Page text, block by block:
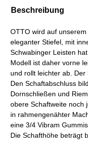
Beschreibung
OTTO wird auf
eleganter Stiefel, mit
Schwabinger Leisten
Modell ist daher vorne
und rollt leichter ab. Der
Den Schaftabschluss
Dornschließen und
obere Schaftweite noch
in rahmengenähter
eine 3/4 Vibram
Die Schafthöhe beträgt